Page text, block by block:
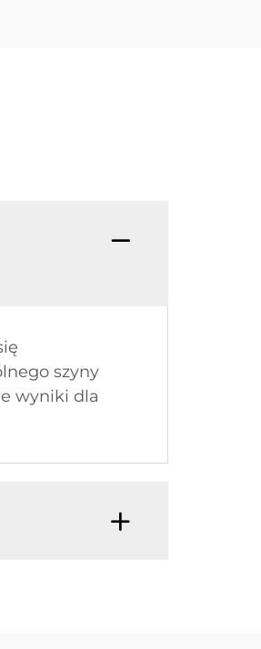
szyny
wyniki dla